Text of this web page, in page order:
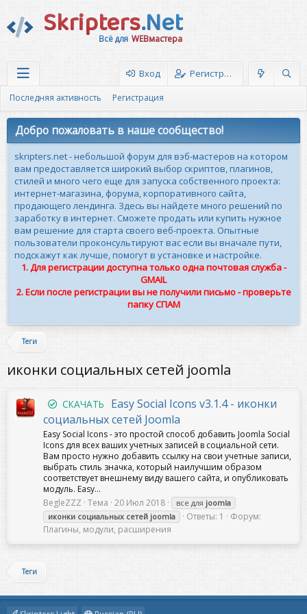
Skripters.Net
Всё для WEBмастера
Вход Регистрация
Последняя активность Регистрация
Добро пожаловать в наше сообщество!
skripters.net - небольшой форум для вэб-мастеров на котором
вам предоставляется широкий выбор скриптов, плагинов,
стилей и много чего еще для запуска собственного проекта:
интернет-магазина, форума, корпоративного сайта,
продающего лендинга. Здесь вы найдете много решений по
заработку в интернет. Сможете продать или купить нужное
вам решение для старта своего веб-проекта. Опытные
пользователи проконсультируют вас если вы вначале пути,
подскажут как лучше, помогут в установке и настройке.
1. Для регистрации доступна только одна почтовая служба -
GMAIL
2. Если после регистрации вы не получили письмо - проверьте
папку СПАМ
Теги
иконки социальных сетей joomla
СКАЧАТЬ
Easy Social Icons v3.1.4 - иконки
социальных сетей Joomla
Easy Social Icons - это простой способ добавить Joomla Social
Icons для всех ваших учетных записей в социальной сети.
Вам просто нужно добавить ссылку на свои учетные записи,
выбрать стиль значка, который наилучшим образом
соответствует внешнему виду вашего сайта, и опубликовать
модуль. Easy...
BegleZZZ Тема 20 Июл 2018 все для joomla
иконки социальных сетей joomla Ответы: 1
Форум:
Плагины, модули, расширения
Теги